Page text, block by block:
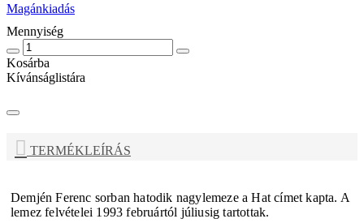
Magánkiadás
Mennyiség
Kosárba
Kívánságlistára
TERMÉKLEÍRÁS
Demjén Ferenc sorban hatodik nagylemeze a Hat címet kapta. A
lemez felvételei 1993 februártól júliusig tartottak.